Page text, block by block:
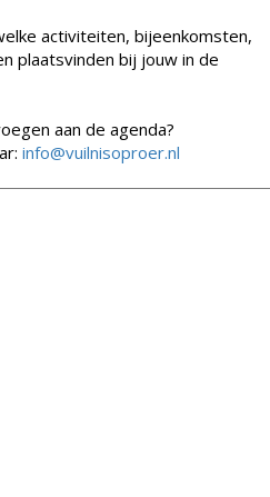
activiteiten, bijeenkomsten,
plaatsvinden bij jouw in de
aan de agenda?
info@vuilnisoproer.nl